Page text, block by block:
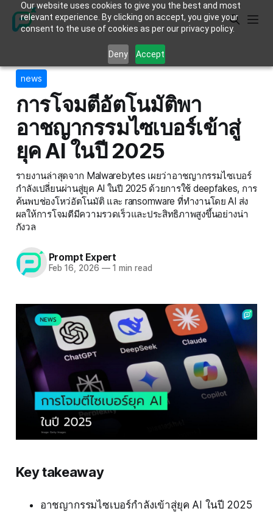
Our website uses cookies to give you the best and most
relevant experience. By clicking on accept, you give your
consent to the use of cookies as per our privacy policy.
Deny Accept
news
การโจมตีอัตโนมัติพา
อาชญากรรมไซเบอร์เข้าสู่
ยุค AI ในปี 2025
รายงานล่าสุดจาก Malwarebytes เผยว่าอาชญากรรมไซเบอร์
กำลังเปลี่ยนผ่านสู่ยุค AI ในปี 2025 ด้วยการใช้ deepfakes, การ
ค้นพบช่องโหว่อัตโนมัติ และ ransomware ที่ทำงานโดย AI ส่ง
ผลให้การโจมตีมีความรวดเร็วและประสิทธิภาพสูงขึ้นอย่างน่า
กังวล
Prompt Expert
Feb 16, 2026 —1 min read
Key takeaway
อาชญากรรมไซเบอร์กำลังเข้าสู่ยุค AI ในปี 2025